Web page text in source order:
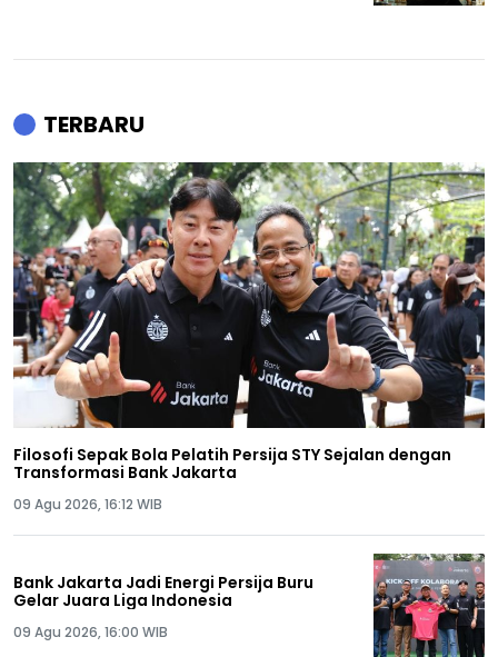
TERBARU
Filosofi Sepak Bola Pelatih Persija STY Sejalan dengan
Transformasi Bank Jakarta
09 Agu 2026, 16:12 WIB
Bank Jakarta Jadi Energi Persija Buru
Gelar Juara Liga Indonesia
09 Agu 2026, 16:00 WIB